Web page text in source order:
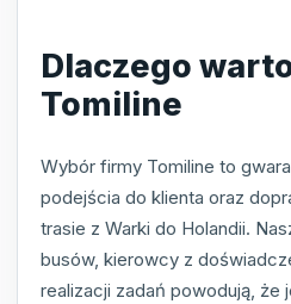
Dlaczego
Tomiline
Wybór firmy Tomiline to
podejścia do klienta oraz
trasie z Warki do Holandii.
busów, kierowcy z
realizacji zadań powodują, że